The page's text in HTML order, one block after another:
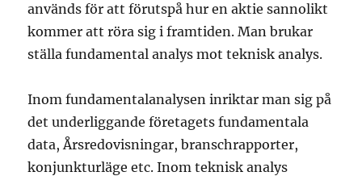
används för att förutspå hur en aktie sannolikt
kommer att röra sig i framtiden. Man brukar
ställa fundamental analys mot teknisk analys.
Inom fundamentalanalysen inriktar man sig på
det underliggande företagets fundamentala
data, Årsredovisningar, branschrapporter,
konjunkturläge etc. Inom teknisk analys